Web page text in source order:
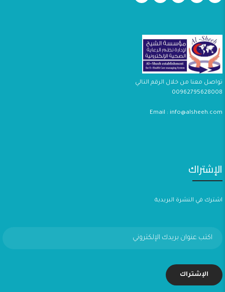
تواصل معنا من خلال الرقم التالي
00962795628008
Email : info@alsheeh.com
الإشتراك
اشترك في النشرة البريدية